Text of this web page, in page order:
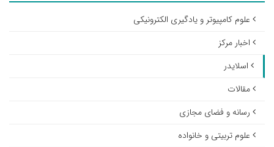
علوم کامپیوتر و یادگیری الکترونیکی
اخبار مرکز
اسلایدر
مقالات
رسانه و فضای مجازی
علوم تربیتی و خانواده